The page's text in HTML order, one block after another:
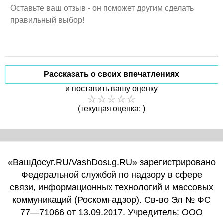
Рассказать о своих впечатлениях
и поставить вашу оценку
(текущая оценка: )
«ВашДосуг.RU/VashDosug.RU» зарегистрировано
Федеральной службой по надзору в сфере
связи, информационных технологий и массовых
коммуникаций (Роскомнадзор). Св-во Эл № ФС
77—71066 от 13.09.2017. Учредитель: ООО